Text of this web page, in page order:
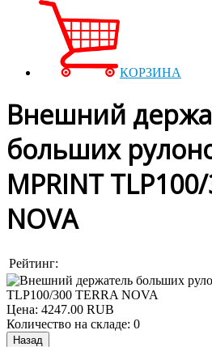
КОРЗИНА
Внешний
больших
MPRINT
NOVA
Рейтинг:
Цена: 4247.00 RUB
Количество на складе: 0